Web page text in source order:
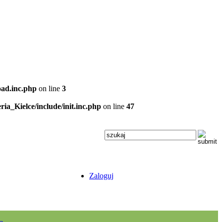
on line 3
include/init.inc.php on line 47
Zaloguj